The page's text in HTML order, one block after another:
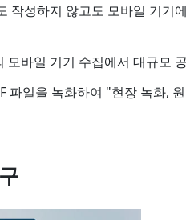
작성하지 않고도 모바일 기기
모바일 기기 수집에서 대규모
파일을 녹화하여 "현장 녹화,